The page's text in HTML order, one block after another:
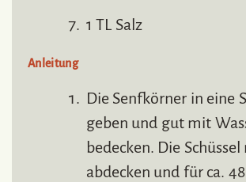
1 TL Salz
Anleitung
Die Senfkörner in eine
geben und gut mit
bedecken. Die
abdecken und für ca.